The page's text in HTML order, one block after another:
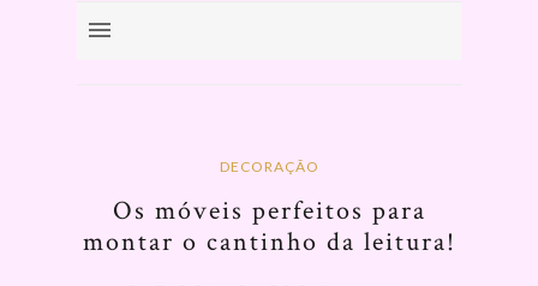
DECORAÇÃO
Os móveis perfeitos para
montar o cantinho da leitura!